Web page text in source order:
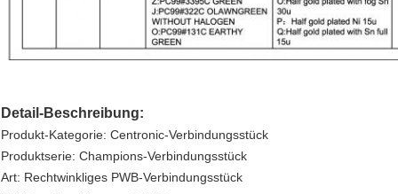
Detail-Beschreibung:
Produkt-Kategorie: Centronic-Verbindungsstück
Produktserie: Champions-Verbindungsstück
Art: Rechtwinkliges PWB-Verbindungsstück